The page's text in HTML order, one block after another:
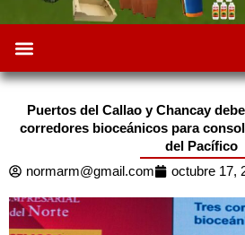
Puertos del Callao y Chancay
corredores bioceánicos para
del Pacífico
normarm@gmail.com
octubre 17,